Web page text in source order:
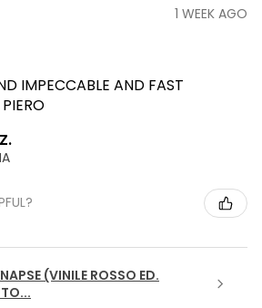
1 WEEK AGO
IMPECCABLE AND FAST
(VINILE ROSSO ED.